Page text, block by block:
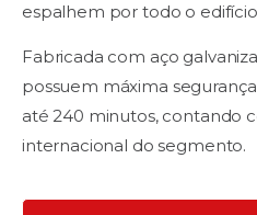
espalhem por todo o
Fabricada com aço
possuem máxima
até 240 minutos, contando
internacional do segmento.